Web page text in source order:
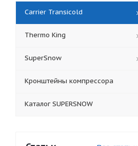
Carrier Transicold
Thermo King
SuperSnow
Кронштейны компрессора
Каталог SUPERSNOW